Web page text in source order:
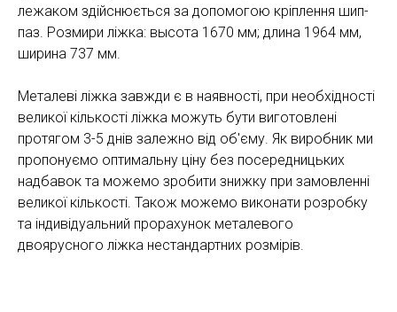
лежаком здійснюється за допомогою кріплення шип-
паз. Розмири ліжка: высота 1670 мм; длина 1964 мм,
ширина 737 мм.
Металеві ліжка завжди є в наявності, при необхідності
великої кількості ліжка можуть бути виготовлені
протягом 3-5 днів залежно від об'єму. Як виробник ми
пропонуємо оптимальну ціну без посередницьких
надбавок та можемо зробити знижку при замовленні
великої кількості. Також можемо виконати розробку
та індивідуальний прорахунок металевого
двоярусного ліжка нестандартних розмірів.